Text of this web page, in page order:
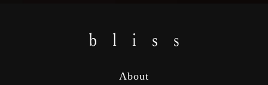
About